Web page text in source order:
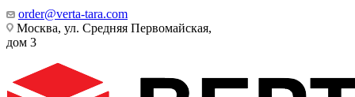
order@verta-tara.com
Москва, ул. Средняя Первомайская,
дом 3